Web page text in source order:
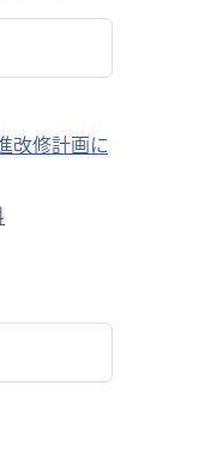
改修計画に